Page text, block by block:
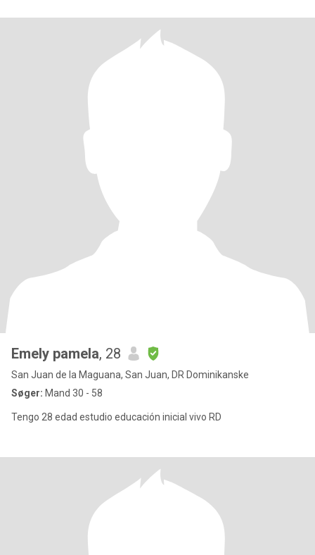
Emely pamela, 28
San Juan de la Maguana, San Juan, DR Dominikanske
Søger: Mand 30 - 58
Tengo 28 edad estudio educación inicial vivo RD